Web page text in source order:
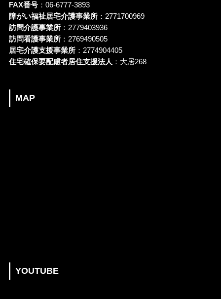
FAX番号：06-6777-3893
障がい福祉居宅介護事業所：2771700969
訪問介護事業所：2779403936
訪問看護事業所：2769490505
居宅介護支援事業所：2774904405
住宅確保要配慮者居住支援法人 ：大居268
MAP
YOUTUBE